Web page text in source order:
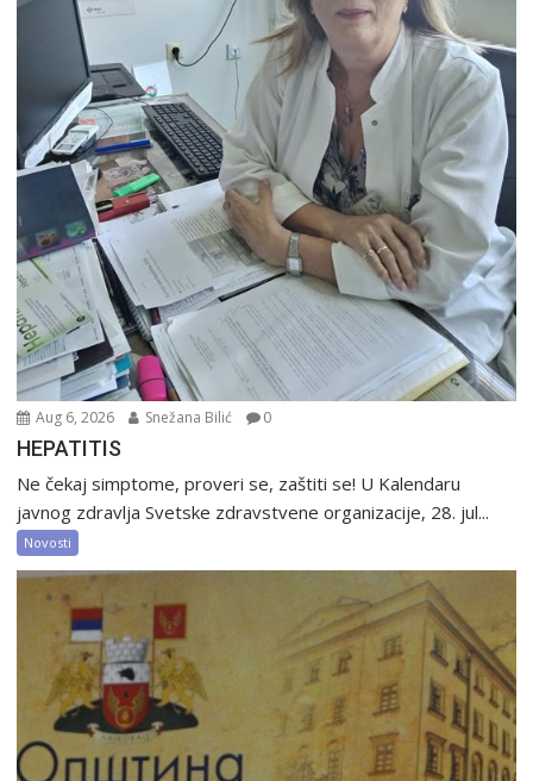
Aug 6, 2026 Snežana Bilić 0
HEPATITIS
Ne čekaj simptome, proveri se, zaštiti se! U Kalendaru
javnog zdravlja Svetske zdravstvene organizacije, 28. jul...
Novosti